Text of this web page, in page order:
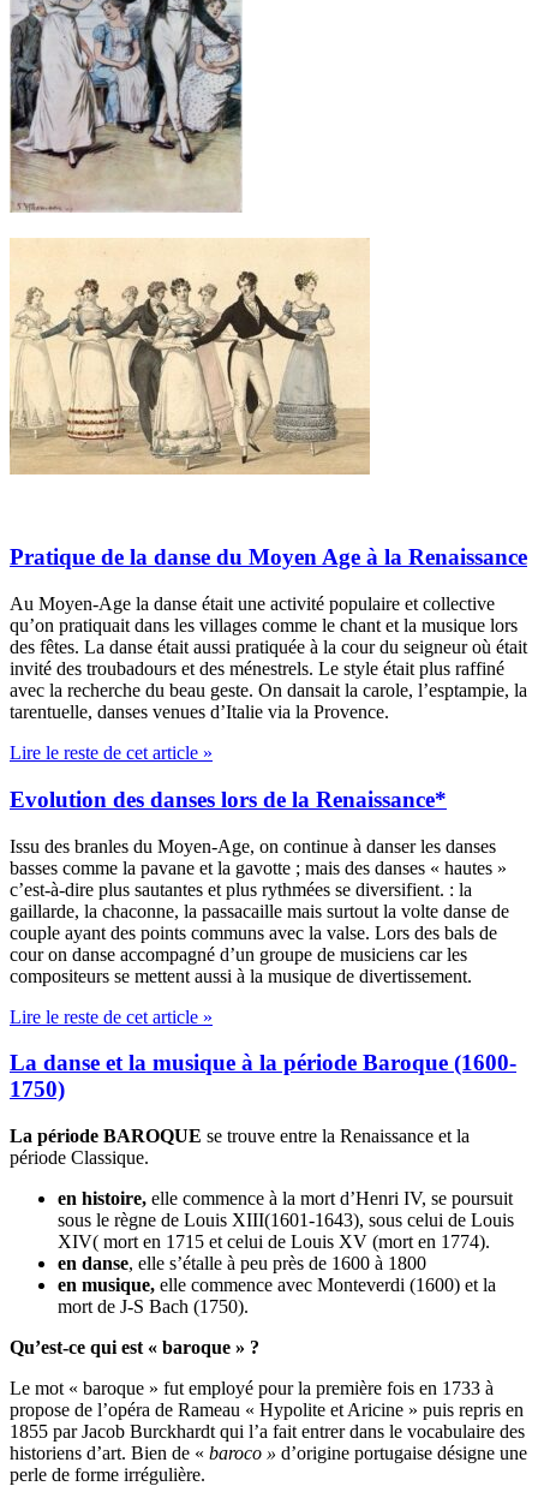
Pratique de la danse du Moyen Age à la Renaissance
Au Moyen-Age la danse était une activité populaire et collective
qu’on pratiquait dans les villages comme le chant et la musique lors
des fêtes. La danse était aussi pratiquée à la cour du seigneur où était
invité des troubadours et des ménestrels. Le style était plus raffiné
avec la recherche du beau geste. On dansait la carole, l’esptampie, la
tarentuelle, danses venues d’Italie via la Provence.
Lire le reste de cet article »
Evolution des danses lors de la Renaissance*
Issu des branles du Moyen-Age, on continue à danser les danses
basses comme la pavane et la gavotte ; mais des danses « hautes »
c’est-à-dire plus sautantes et plus rythmées se diversifient. : la
gaillarde, la chaconne, la passacaille mais surtout la volte danse de
couple ayant des points communs avec la valse. Lors des bals de
cour on danse accompagné d’un groupe de musiciens car les
compositeurs se mettent aussi à la musique de divertissement.
Lire le reste de cet article »
La danse et la musique à la période Baroque (1600-
1750)
La période BAROQUE se trouve entre la Renaissance et la
période Classique.
en histoire, elle commence à la mort d’Henri IV, se poursuit
sous le règne de Louis XIII(1601-1643), sous celui de Louis
XIV( mort en 1715 et celui de Louis XV (mort en 1774).
en danse, elle s’étalle à peu près de 1600 à 1800
en musique, elle commence avec Monteverdi (1600) et la
mort de J-S Bach (1750).
Qu’est-ce qui est « baroque » ?
Le mot « baroque » fut employé pour la première fois en 1733 à
propose de l’opéra de Rameau « Hypolite et Aricine » puis repris en
1855 par Jacob Burckhardt qui l’a fait entrer dans le vocabulaire des
historiens d’art. Bien de « baroco » d’origine portugaise désigne une
perle de forme irrégulière.